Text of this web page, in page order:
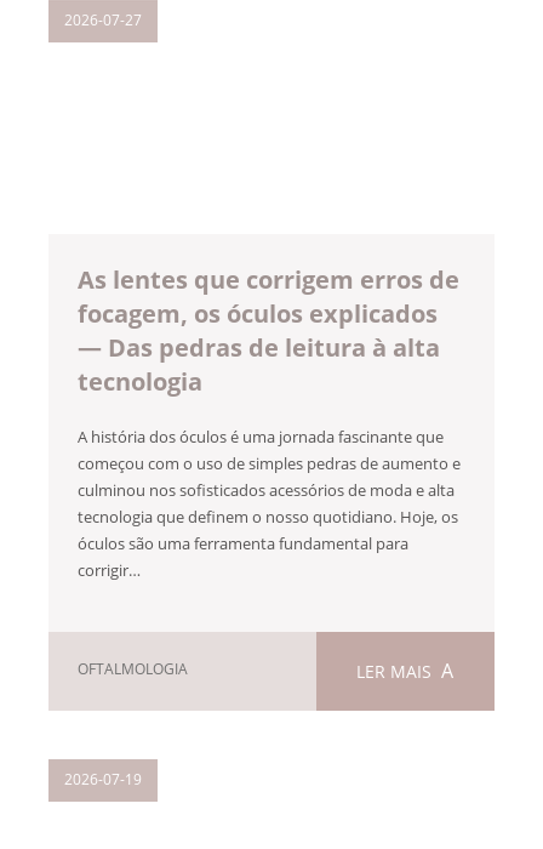
2026-07-27
As lentes que corrigem erros de
focagem, os óculos explicados
— Das pedras de leitura à alta
tecnologia
A história dos óculos é uma jornada fascinante que
começou com o uso de simples pedras de aumento e
culminou nos sofisticados acessórios de moda e alta
tecnologia que definem o nosso quotidiano. Hoje, os
óculos são uma ferramenta fundamental para
corrigir…
OFTALMOLOGIA LER MAIS
2026-07-19